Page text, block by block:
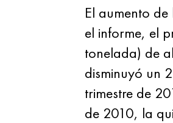
El aumento
el informe, el
tonelada) de
disminuyó un
trimestre de
de 2010, la